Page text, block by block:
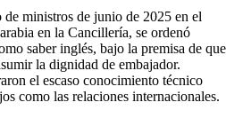
ministros de junio de 2025 en el
en la Cancillería, se ordenó
saber inglés, bajo la premisa de que
la dignidad de embajador.
el escaso conocimiento técnico
como las relaciones internacionales.